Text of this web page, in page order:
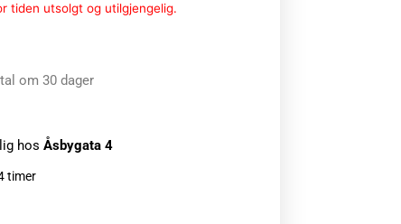
tiden utsolgt og utilgjengelig.
om 30 dager
hos Åsbygata 4
timer